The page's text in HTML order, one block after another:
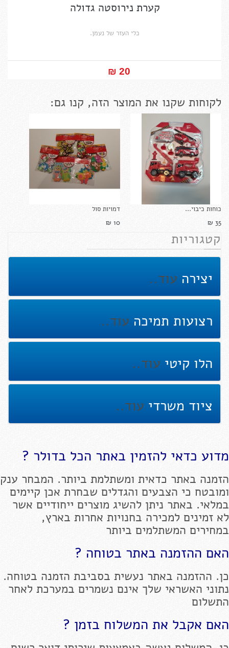
קערת נירוסטה גדולה
כלי העזר של נעמן.
20 ₪‎
לקוחות שקנו את המוצר הזה, קנו גם:
דמויות סול
10 ₪‎
כוחות כיבוי...
35 ₪‎
קטגוריות
יצירה עוד..
רצועות תמיכה עוד..
הלו קיטי עוד..
ציוד משרדי עוד..
מדוע כדאי להזמין באתר הכל בדולר ?
הזמנה באתר כדאית ומשתלמת ביותר. המבחר ענק
ומובטח כי הצבעים והגדלים שבחרת אכן קיימים
במלאי. באתר ניתן להשיג מוצרים ייחודיים אשר
לא זמינים למכירה בחנויות אחרות בארץ,
במחירים המשתלמים ביותר
האם ההזמנה באתר בטוחה ?
כן. ההזמנה באתר נעשית בסביבת הזמנה בטוחה.
נתוני האשראי שלך אינם נשמרים במערכת לאחר
התשלום
האם אקבל את המשלוח בזמן ?